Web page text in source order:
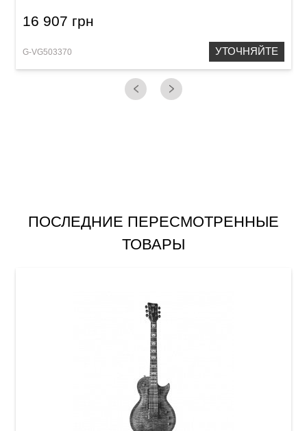
16 907 грн
G-VG503370 УТОЧНЯЙТЕ
ПОСЛЕДНИЕ ПЕРЕСМОТРЕННЫЕ
ТОВАРЫ